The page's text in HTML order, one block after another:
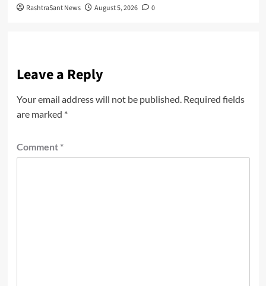
RashtraSant News August 5, 2026 0
Leave a Reply
Your email address will not be published. Required fields
are marked *
Comment *